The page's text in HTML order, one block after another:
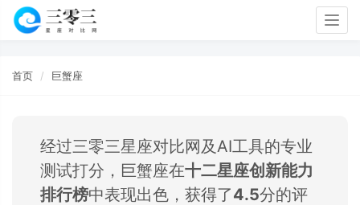
首页 巨蟹座
经过三零三星座对比网及AI工具的专业
测试打分，巨蟹座在十二星座创新能力
排行榜中表现出色，获得了4.5分的评